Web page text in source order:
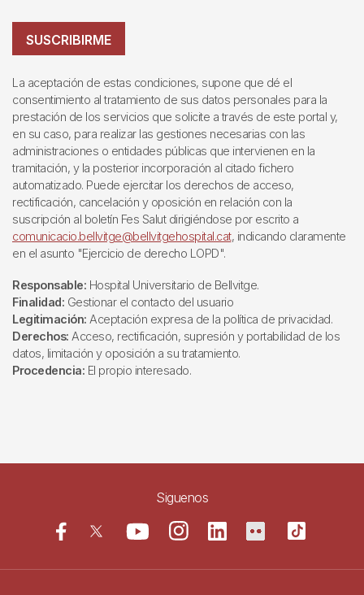
SUSCRIBIRME
La aceptación de estas condiciones, supone que dé el
consentimiento al tratamiento de sus datos personales para la
prestación de los servicios que solicite a través de este portal y,
en su caso, para realizar las gestiones necesarias con las
administraciones o entidades públicas que intervienen en la
tramitación, y la posterior incorporación al citado fichero
automatizado. Puede ejercitar los derechos de acceso,
rectificación, cancelación y oposición en relación con la
suscripción al boletín Fes Salut dirigiéndose por escrito a
comunicacio.bellvitge@bellvitgehospital.cat, indicando claramente
en el asunto "Ejercicio de derecho LOPD".
Responsable: Hospital Universitario de Bellvitge.
Finalidad: Gestionar el contacto del usuario
Legitimación: Aceptación expresa de la política de privacidad.
Derechos: Acceso, rectificación, supresión y portabilidad de los
datos, limitación y oposición a su tratamiento.
Procedencia: El propio interesado.
Siguenos